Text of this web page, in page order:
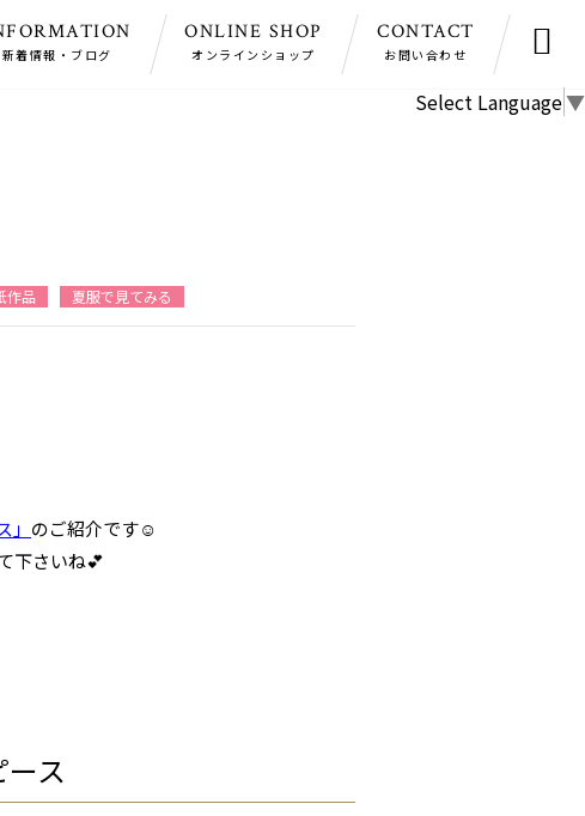
新着情報・ブログ
ONLINE SHOP
オンラインショップ
CONTACT
お問い合わせ 
Select Language▼
作品 夏服で見てみる
」 のご紹介です☺
下さいね💕
ス